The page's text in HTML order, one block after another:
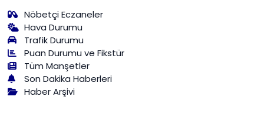
Nöbetçi Eczaneler
Hava Durumu
Trafik Durumu
Puan Durumu ve Fikstür
Tüm Manşetler
Son Dakika Haberleri
Haber Arşivi